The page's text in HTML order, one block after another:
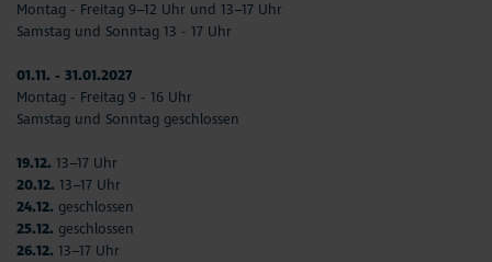
Montag - Freitag 9–12 Uhr und 13–17 Uhr
Samstag und Sonntag 13 - 17 Uhr
01.11. - 31.01.2027
Montag - Freitag 9 - 16 Uhr
Samstag und Sonntag geschlossen
19.12. 13–17 Uhr
20.12. 13–17 Uhr
24.12. geschlossen
25.12. geschlossen
26.12. 13–17 Uhr